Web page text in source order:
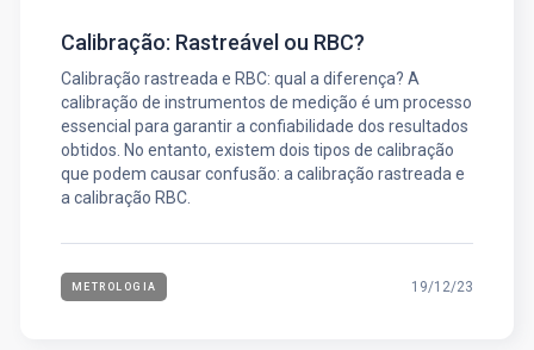
Calibração: Rastreável ou RBC?
Calibração rastreada e RBC: qual a diferença? A
calibração de instrumentos de medição é um processo
essencial para garantir a confiabilidade dos resultados
obtidos. No entanto, existem dois tipos de calibração
que podem causar confusão: a calibração rastreada e
a calibração RBC.
METROLOGIA 19/12/23